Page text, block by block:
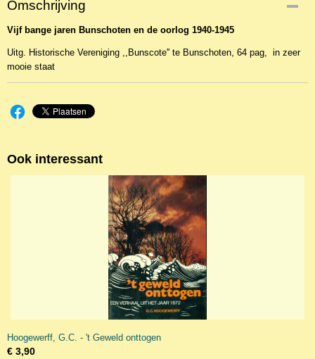
2BKW-143
Omschrijving
Vijf bange jaren Bunschoten en de oorlog 1940-1945
Uitg. Historische Vereniging ,,Bunscote'' te Bunschoten, 64 pag, in zeer
mooie staat
Ook interessant
Hoogewerff, G.C. - 't Geweld onttogen
€ 3,90